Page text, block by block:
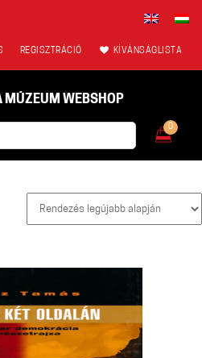
REGISZTRÁCIÓ KÍVÁNSÁGLISTA
MÚZEUM WEBSHOP
0